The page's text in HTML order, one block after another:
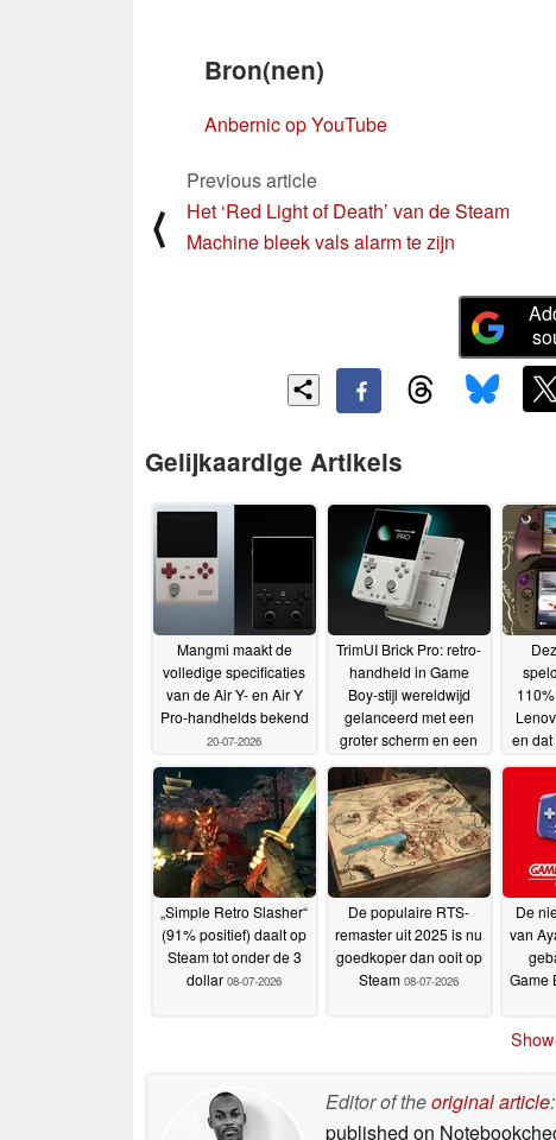
Bron(nen)
Anbernic op YouTube
⟨
Previous article
Het ‘Red Light of Death’ van de Steam
Machine bleek vals alarm te zijn
Gelijkaardige Artikels
Mangmi maakt de
volledige specificaties
van de Air Y- en Air Y
Pro-handhelds bekend
20-07-2026
TrimUI Brick Pro: retro-
handheld in Game
Boy-stijl wereldwijd
gelanceerd met een
groter scherm en een
11-
07-2026
en dat
„Simple Retro Slasher“
(91% positief) daalt op
Steam tot onder de 3
dollar 08-07-2026
De populaire RTS-
remaster uit 2025 is nu
goedkoper dan ooit op
Steam 08-07-2026
De
van
Game
Editor of theoriginal article:
published on